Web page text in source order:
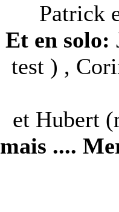
Patrick
Et en solo:
test ) ,
et Hubert
mais ....